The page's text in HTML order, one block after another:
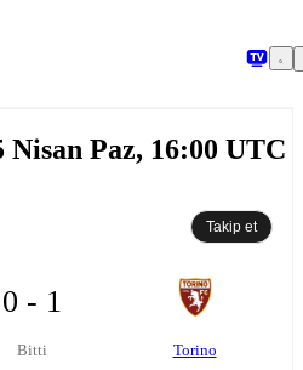
Paz, 16:00 UTC
Takip et
0 - 1
Bitti Torino